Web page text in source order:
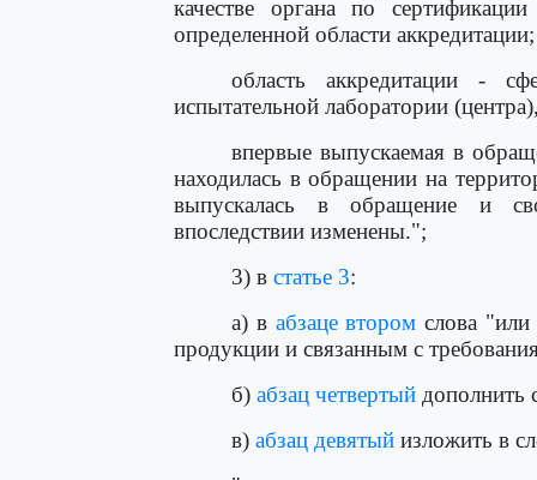
качестве органа по
определенной области аккредитации;
область аккредитации -
испытательной лаборатории
впервые выпускаемая в
находилась в обращении на
выпускалась в обращение и
впоследствии изменены.";
3) в статье 3:
а) в абзаце втором слова
продукции и связанным с
б) абзац четвертый дополнить
в) абзац девятый изложить в